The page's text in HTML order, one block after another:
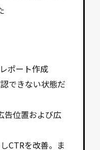
ポート作成
できない状態だ
告位置および広
CTRを改善。ま